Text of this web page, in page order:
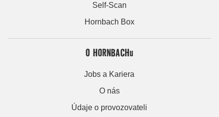
Self-Scan
Hornbach Box
O HORNBACHu
Jobs a Kariera
O nás
Údaje o provozovateli